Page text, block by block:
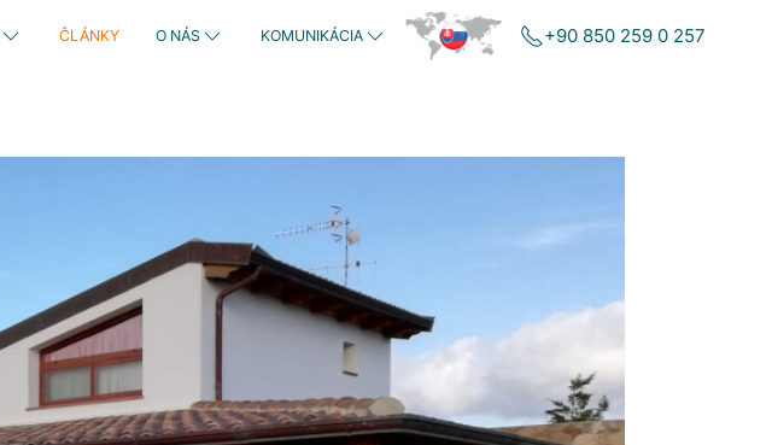
ČLÁNKY O NÁS KOMUNIKÁCIA +90 850 259 0 257